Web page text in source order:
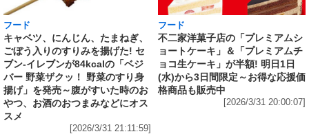
フード
キャベツ、にんじん、たまねぎ、
ごぼう入りのすりみを揚げた! セ
ブン‐イレブンが84kcalの「ベジ
バー 野菜ザクッ！ 野菜のすり身
揚げ」を発売～腹がすいた時のお
やつ、お酒のおつまみなどにオス
スメ
[2026/3/31 21:11:59]
フード
不二家洋菓子店の「プレミアムシ
ョートケーキ」＆「プレミアムチ
ョコ生ケーキ」が半額! 明日1日
(水)から3日間限定～お得な応援価
格商品も販売中
[2026/3/31 20:00:07]